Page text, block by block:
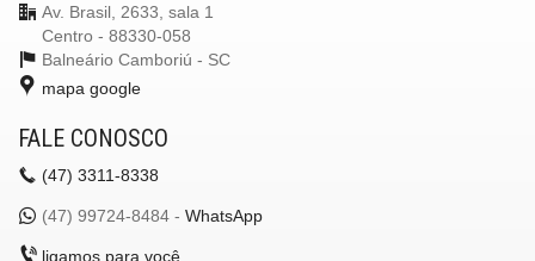
Av. Brasil, 2633, sala 1
Centro - 88330-058
Balneário Camboriú - SC
mapa google
FALE CONOSCO
(47) 3311-8338
(47) 99724-8484 - WhatsApp
ligamos para você